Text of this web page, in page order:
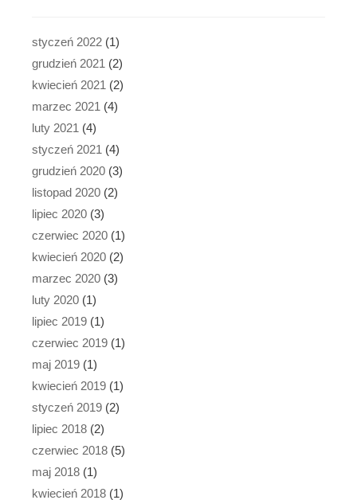
styczeń 2022 (1)
grudzień 2021 (2)
kwiecień 2021 (2)
marzec 2021 (4)
luty 2021 (4)
styczeń 2021 (4)
grudzień 2020 (3)
listopad 2020 (2)
lipiec 2020 (3)
czerwiec 2020 (1)
kwiecień 2020 (2)
marzec 2020 (3)
luty 2020 (1)
lipiec 2019 (1)
czerwiec 2019 (1)
maj 2019 (1)
kwiecień 2019 (1)
styczeń 2019 (2)
lipiec 2018 (2)
czerwiec 2018 (5)
maj 2018 (1)
kwiecień 2018 (1)